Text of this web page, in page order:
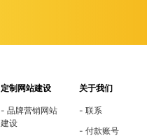
定制网站建设
品牌营销网站
建设
关于我们
联系
付款账号